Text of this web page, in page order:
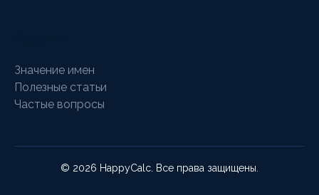
Значение имен
Полезные статьи
Частые вопросы
© 2026 HappyCalc. Все права защищены.